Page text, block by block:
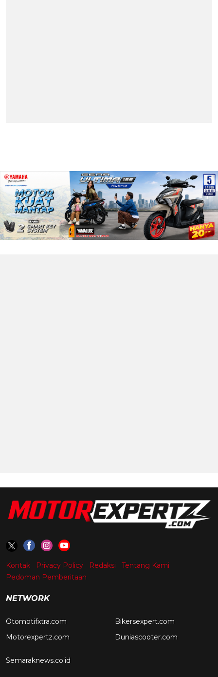
Kontak Privacy Policy Redaksi
Tentang Kami
Pedoman Pemberitaan
NETWORK
Otomotifxtra.com
Motorexpertz.com
Bikersexpert.com
Duniascooter.com
Semaraknews.co.id